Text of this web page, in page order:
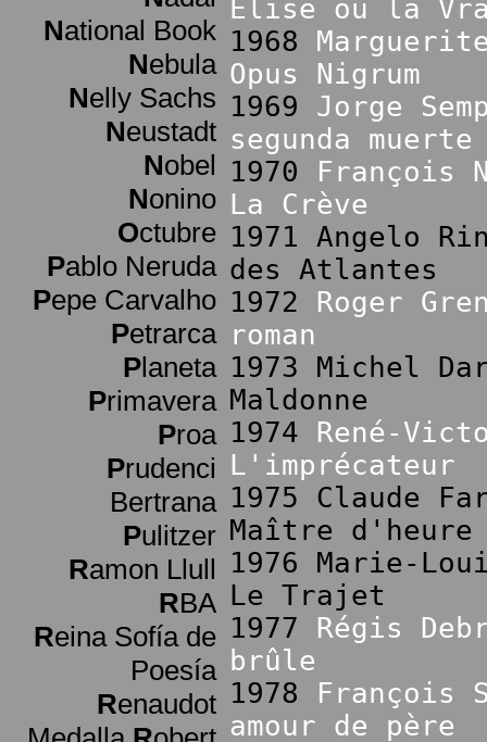
National Book
Nebula
Nelly Sachs
Neustadt
Nobel
Nonino
Octubre
Pablo Neruda
Pepe Carvalho
Petrarca
Planeta
Primavera
Proa
Prudenci
Bertrana
Pulitzer
Ramon Llull
RBA
Reina Sofía de
Poesía
Renaudot
Élise ou la
1968
Opus Nigrum
1969 Jorge
segunda muerte
1970 François
La Crève
1971 Angelo
des Atlantes
1972 Roger
roman
1973 Michel
Maldonne
1974 René-
L'imprécateur
1975 Claude
Maître d'heure
1976 Marie-
Le Trajet
1977 Régis
brûle
1978 François
amour de père